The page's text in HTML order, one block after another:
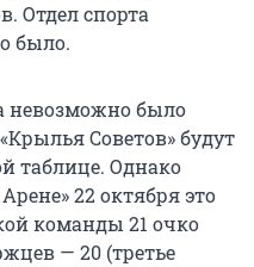
Отдел спорта
было.
невозможно было
Советов» будут
таблице. Однако
22 октября это
команды 21 очко
— 20 (третье